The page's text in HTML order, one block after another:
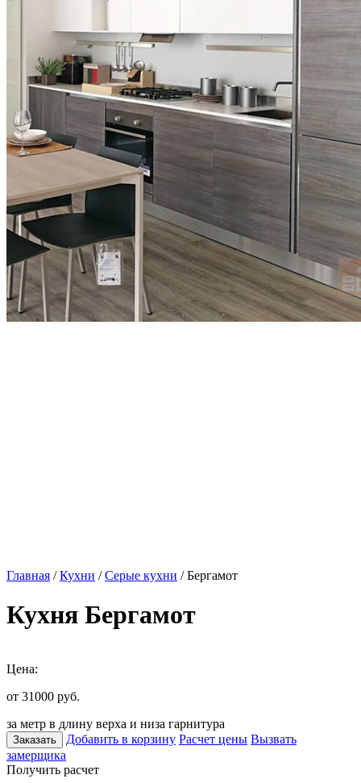
Главная /Кухни /Серые кухни / Бергамот
Кухня Бергамот
Цена:
от 31000 руб.
за метр в длину верха и низа гарнитура
Заказать Добавить в корзину Расчет цены Вызвать
замерщика
Получить расчет